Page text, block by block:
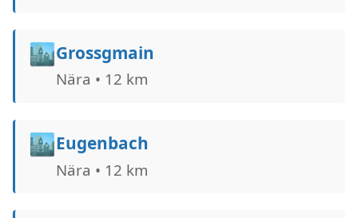
🏙️Grossgmain
Nära • 12 km
🏙️Eugenbach
Nära • 12 km